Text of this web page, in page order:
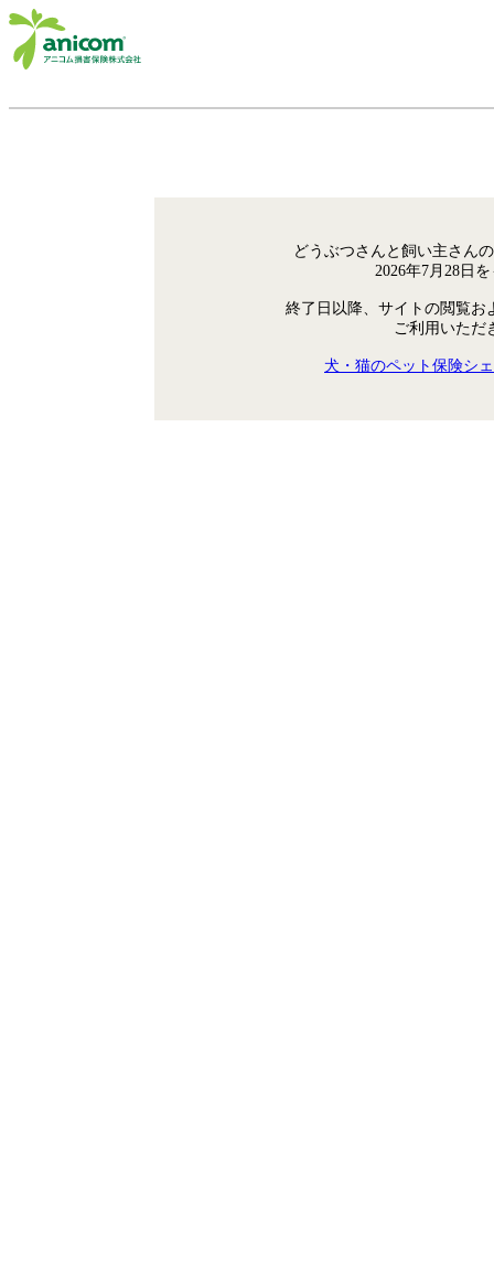
どうぶつさんと飼い主さん
2026年7月28日
終了日以降、サイトの閲覧お
ご利用いただ
犬・猫のペット保険シ